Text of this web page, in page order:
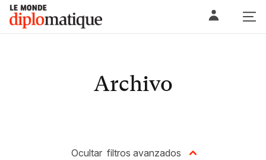
Skip
content
Le monde diplomatique
Archivo
Ocultar filtros avanzados